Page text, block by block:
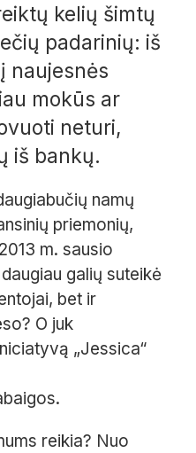
kelių šimtų
padarinių: iš
naujesnės
mokūs ar
neturi,
iš bankų.
namų
priemonių,
m. sausio
galių suteikė
bet ir
O juk
„Jessica“
reikia? Nuo